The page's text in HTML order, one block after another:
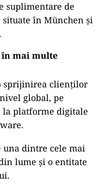
suplimentare de
în München și
mai multe
sprijinirea clienților
global, pe
la platforme digitale
una dintre cele mai
lume și o entitate